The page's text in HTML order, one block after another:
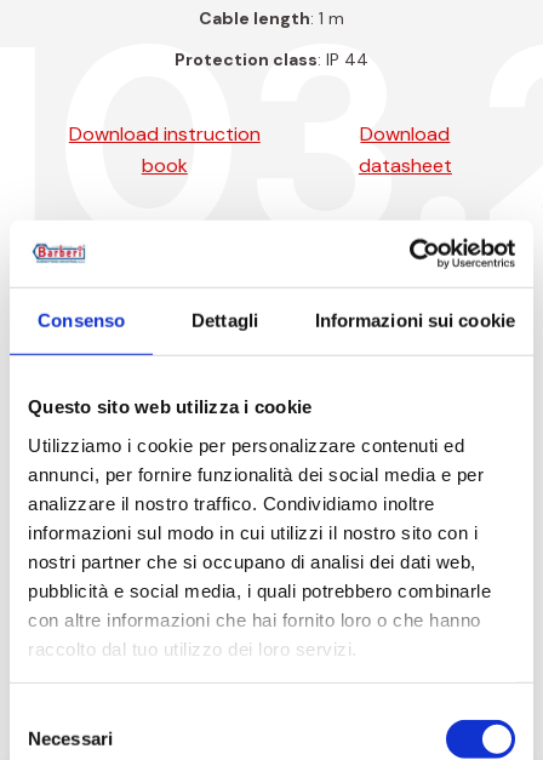
Consenso Dettagli Informazioni sui cookie
Questo sito web utilizza i cookie
Utilizziamo i cookie per personalizzare contenuti ed
annunci, per fornire funzionalità dei social media e per
analizzare il nostro traffico. Condividiamo inoltre
informazioni sul modo in cui utilizzi il nostro sito con i
nostri partner che si occupano di analisi dei dati web,
pubblicità e social media, i quali potrebbero combinarle
con altre informazioni che hai fornito loro o che hanno
raccolto dal tuo utilizzo dei loro servizi.
delNecessari
Cable length: 1 m
Protection class: IP 44
Download instruction
book
Download
datasheet
Product codes
Item code
M030051BDA 16
Description